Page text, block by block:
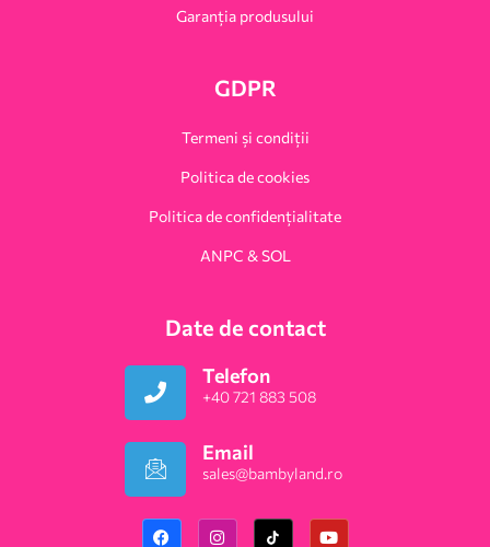
Garanția produsului
GDPR
Termeni și condiții
Politica de cookies
Politica de confidențialitate
ANPC & SOL
Date de contact
Telefon
+40 721 883 508
Email
sales@bambyland.ro​